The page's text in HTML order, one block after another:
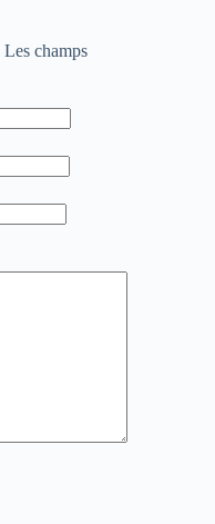
Les champs